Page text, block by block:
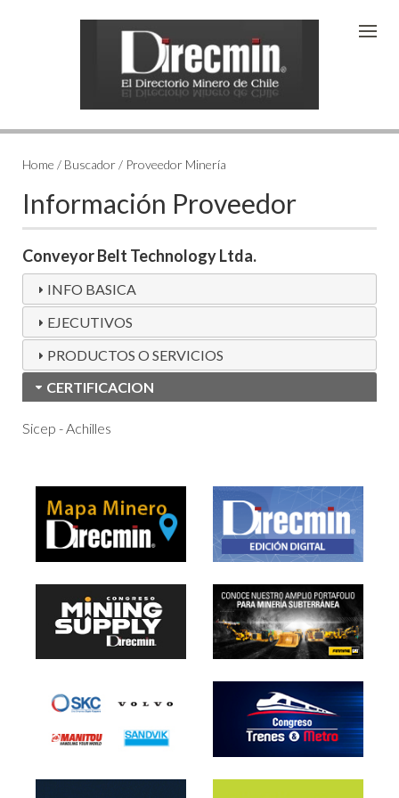
Home / Buscador / Proveedor Minería
Información Proveedor
Conveyor Belt Technology Ltda.
INFO BASICA
EJECUTIVOS
PRODUCTOS O SERVICIOS
CERTIFICACION
Sicep - Achilles